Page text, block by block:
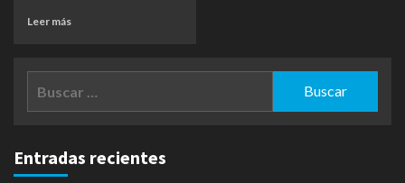
Leer más
Entradas recientes